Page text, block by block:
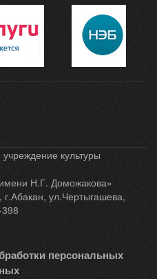
культуры
Н.Г. Доможакова»
ул.Чертыгашева,
персональных